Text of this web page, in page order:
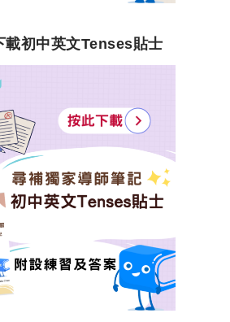
載初中英文Tenses貼士